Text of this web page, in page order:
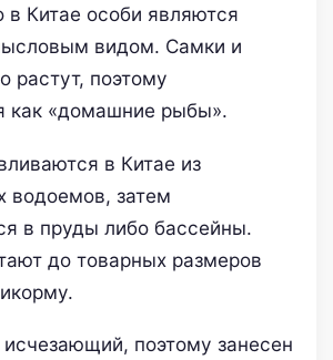
в Китае особи являются
видом. Самки и
растут, поэтому
как «домашние рыбы».
в Китае из
водоемов, затем
в пруды либо бассейны.
до товарных размеров
поэтому занесен